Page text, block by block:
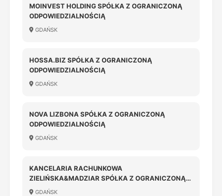
MOINVEST HOLDING SPÓŁKA Z OGRANICZONĄ
ODPOWIEDZIALNOŚCIĄ
GDAŃSK
HOSSA.BIZ SPÓŁKA Z OGRANICZONĄ
ODPOWIEDZIALNOŚCIĄ
GDAŃSK
NOVA LIZBONA SPÓŁKA Z OGRANICZONĄ
ODPOWIEDZIALNOŚCIĄ
GDAŃSK
KANCELARIA RACHUNKOWA
ZIELIŃSKA&MADZIAR SPÓŁKA Z OGRANICZONĄ
ODPOWIEDZIALNOŚCIA
GDAŃSK